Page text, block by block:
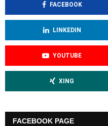
FACEBOOK
LINKEDIN
YOUTUBE
XING
FACEBOOK PAGE